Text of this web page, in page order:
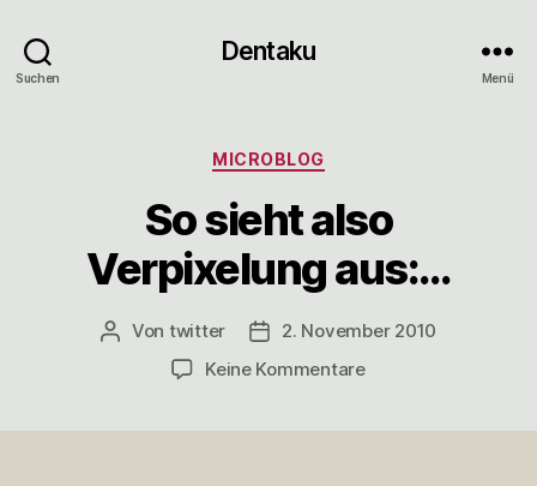
Suchen
Dentaku
Menü
Kategorien
MICROBLOG
So sieht also
Verpixelung aus:…
Beitragsautor
Von twitter Veröffentlichungsdatum
2. November 2010
Keine Kommentarezu